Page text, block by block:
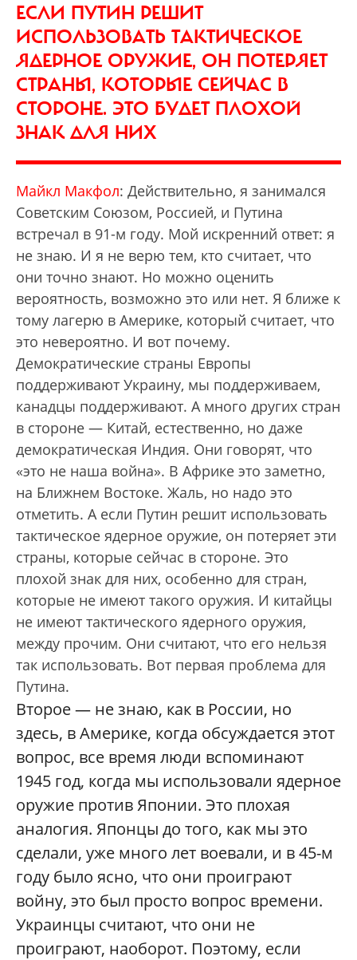
ЕСЛИ ПУТИН РЕШИТ
ИСПОЛЬЗОВАТЬ ТАКТИЧЕСКОЕ
ЯДЕРНОЕ ОРУЖИЕ, ОН ПОТЕРЯЕТ
СТРАНЫ, КОТОРЫЕ СЕЙЧАС В
СТОРОНЕ. ЭТО БУДЕТ ПЛОХОЙ
ЗНАК ДЛЯ НИХ
Майкл Макфол: Действительно, я занимался
Советским Союзом, Россией, и Путина
встречал в 91-м году. Мой искренний ответ: я
не знаю. И я не верю тем, кто считает, что
они точно знают. Но можно оценить
вероятность, возможно это или нет. Я ближе к
тому лагерю в Америке, который считает, что
это невероятно. И вот почему.
Демократические страны Европы
поддерживают Украину, мы поддерживаем,
канадцы поддерживают. А много других стран
в стороне — Китай, естественно, но даже
демократическая Индия. Они говорят, что
«это не наша война». В Африке это заметно,
на Ближнем Востоке. Жаль, но надо это
отметить. А если Путин решит использовать
тактическое ядерное оружие, он потеряет эти
страны, которые сейчас в стороне. Это
плохой знак для них, особенно для стран,
которые не имеют такого оружия. И китайцы
не имеют тактического ядерного оружия,
между прочим. Они считают, что его нельзя
так использовать. Вот первая проблема для
Путина.
Второе — не знаю, как в России, но
здесь, в Америке, когда обсуждается этот
вопрос, все время люди вспоминают
1945 год, когда мы использовали ядерное
оружие против Японии. Это плохая
аналогия. Японцы до того, как мы это
сделали, уже много лет воевали, и в 45-м
году было ясно, что они проиграют
войну, это был просто вопрос времени.
Украинцы считают, что они не
проиграют, наоборот. Поэтому, если